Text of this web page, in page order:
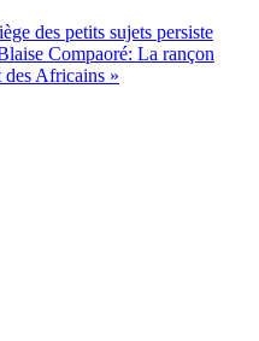
des petits sujets persiste
Compaoré: La rançon
des Africains »